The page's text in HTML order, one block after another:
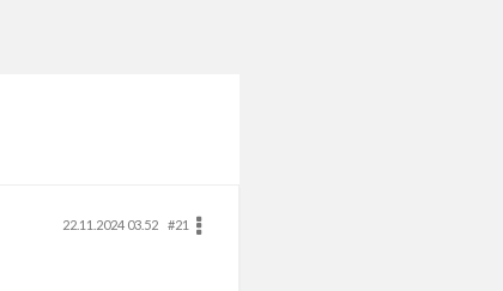
22.11.2024 03.52
#21